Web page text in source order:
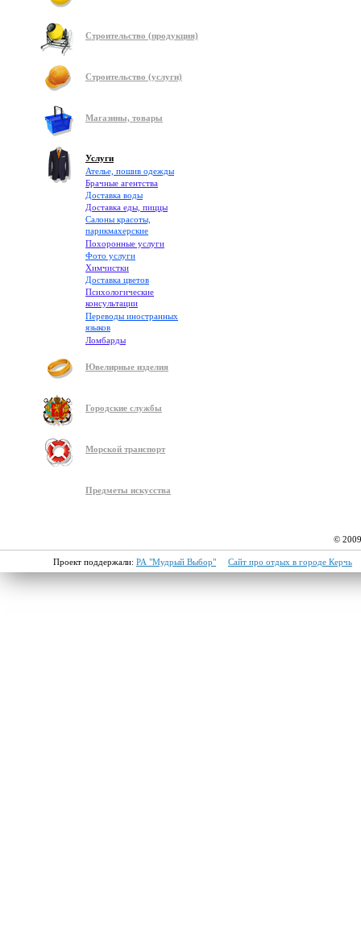
Строительство (продукция)
Строительство (услуги)
Магазины, товары
Услуги
Ателье, пошив одежды
Брачные агентства
Доставка воды
Доставка еды, пиццы
Салоны красоты,
парикмахерские
Похоронные услуги
Фото услуги
Химчистки
Доставка цветов
Психологические
консультации
Переводы иностранных
языков
Ломбарды
Ювелирные изделия
Городские службы
Морской транспорт
Предметы искусства
©
Проект поддержали: РА "Мудрый Выбор" Сайт про отдых в городе Керчь